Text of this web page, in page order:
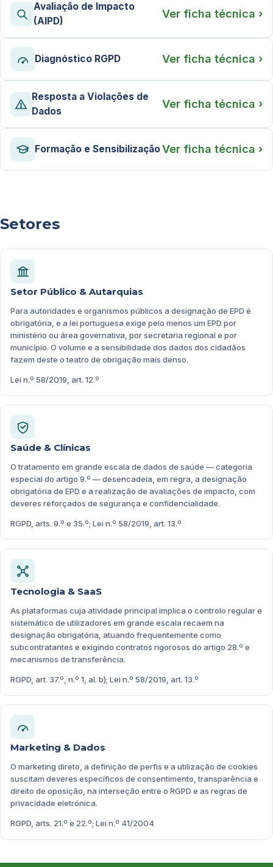
Avaliação de Impacto
(AIPD)
Ver ficha técnica ›
Diagnóstico RGPD Ver ficha técnica ›
Resposta a Violações de
Dados
Ver ficha técnica ›
Formação e SensibilizaçãoVer ficha técnica ›
Setores
Setor Público & Autarquias
Para autoridades e organismos públicos a designação de EPD é
obrigatória, e a lei portuguesa exige pelo menos um EPD por
ministério ou área governativa, por secretaria regional e por
município. O volume e a sensibilidade dos dados dos cidadãos
fazem deste o teatro de obrigação mais denso.
Lei n.º 58/2019, art. 12.º
Saúde & Clínicas
O tratamento em grande escala de dados de saúde — categoria
especial do artigo 9.º — desencadeia, em regra, a designação
obrigatória de EPD e a realização de avaliações de impacto, com
deveres reforçados de segurança e confidencialidade.
RGPD, arts. 9.º e 35.º; Lei n.º 58/2019, art. 13.º
Tecnologia & SaaS
As plataformas cuja atividade principal implica o controlo regular e
sistemático de utilizadores em grande escala recaem na
designação obrigatória, atuando frequentemente como
subcontratantes e exigindo contratos rigorosos do artigo 28.º e
mecanismos de transferência.
RGPD, art. 37.º, n.º 1, al. b); Lei n.º 58/2019, art. 13.º
Marketing & Dados
O marketing direto, a definição de perfis e a utilização de cookies
suscitam deveres específicos de consentimento, transparência e
direito de oposição, na interseção entre o RGPD e as regras de
privacidade eletrónica.
RGPD, arts. 21.º e 22.º; Lei n.º 41/2004